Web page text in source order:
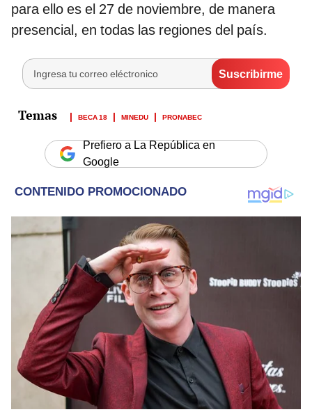
para ello es el 27 de noviembre, de manera
presencial, en todas las regiones del país.
BECA 18 MINEDU PRONABEC
Prefiero a La República en
Google